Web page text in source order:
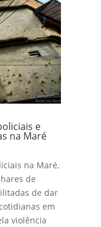
e
na Maré
na Maré,
de
de dar
em
violência